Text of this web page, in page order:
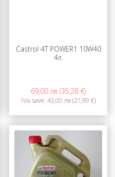
Castrol 4T POWER1 10W40
4л.
69,00 лв (35,28 €)
You save: 43,00 лв (21,99 €)